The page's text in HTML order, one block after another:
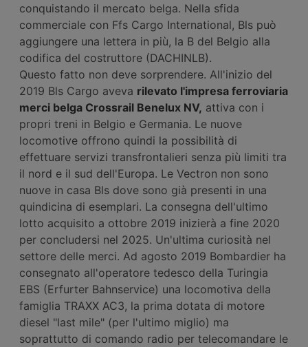
conquistando il mercato belga. Nella sfida
commerciale con Ffs Cargo International, Bls può
aggiungere una lettera in più, la B del Belgio alla
codifica del costruttore (DACHINLB).
Questo fatto non deve sorprendere. All'inizio del
2019 Bls Cargo aveva rilevato l'impresa ferroviaria
merci belga Crossrail Benelux NV, attiva con i
propri treni in Belgio e Germania. Le nuove
locomotive offrono quindi la possibilità di
effettuare servizi transfrontalieri senza più limiti tra
il nord e il sud dell'Europa. Le Vectron non sono
nuove in casa Bls dove sono già presenti in una
quindicina di esemplari. La consegna dell'ultimo
lotto acquisito a ottobre 2019 inizierà a fine 2020
per concludersi nel 2025. Un'ultima curiosità nel
settore delle merci. Ad agosto 2019 Bombardier ha
consegnato all'operatore tedesco della Turingia
EBS (Erfurter Bahnservice) una locomotiva della
famiglia TRAXX AC3, la prima dotata di motore
diesel "last mile" (per l'ultimo miglio) ma
soprattutto di comando radio per telecomandare le